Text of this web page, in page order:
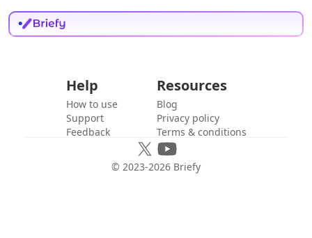
Help
How to use
Support
Feedback
Resources
Blog
Privacy policy
Terms & conditions
© 2023-2026 Briefy